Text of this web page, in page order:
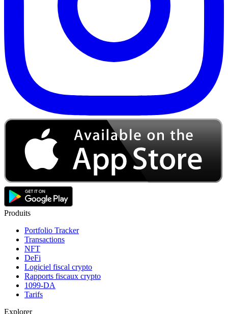
Produits
Portfolio Tracker
Transactions
NFT
DeFi
Logiciel fiscal crypto
Rapports fiscaux crypto
1099-DA
Tarifs
Explorer